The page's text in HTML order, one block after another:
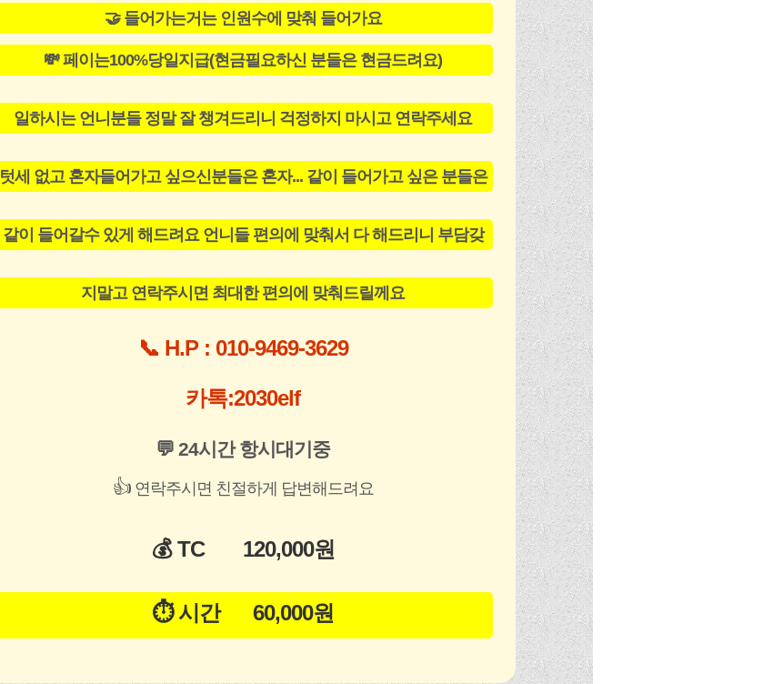
🤝 들어가는거는 인원수에 맞춰 들어가요
💸 페이는100%당일지급(현금필요하신 분들은 현금드려요)
일하시는 언니분들 정말 잘 챙겨드리니 걱정하지 마시고 연락주세요
텃세 없고 혼자들어가고 싶으신분들은 혼자... 같이 들어가고 싶은 분들은
같이 들어갈수 있게 해드려요 언니들 편의에 맞춰서 다 해드리니 부담갖
지말고 연락주시면 최대한 편의에 맞춰드릴께요
📞 H.P : 010-9469-3629
카톡:2030elf
💬 24시간 항시대기중
👍연락주시면 친절하게 답변해드려요
💰 TC 120,000원
⏱️ 시간 60,000원